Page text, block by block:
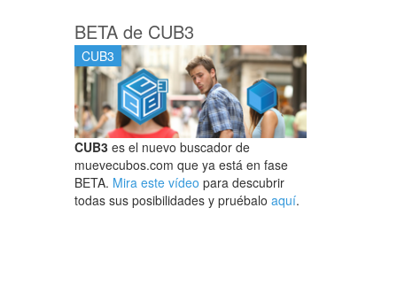
BETA de CUB3
CUB3
CUB3es el nuevo buscador de
muevecubos.com que ya está en fase
BETA. Mira este vídeo para descubrir
todas sus posibilidades y pruébalo aquí.